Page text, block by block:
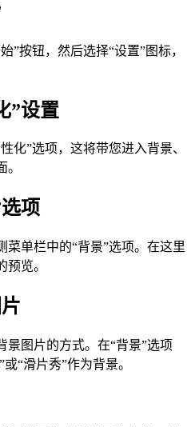
”按钮，然后选择“设置”图标，
”设置
化”选项，这将带您进入背景、
项
单栏中的“背景”选项。在这里
览。
图片的方式。在“背景”选项
“滑片秀”作为背景。